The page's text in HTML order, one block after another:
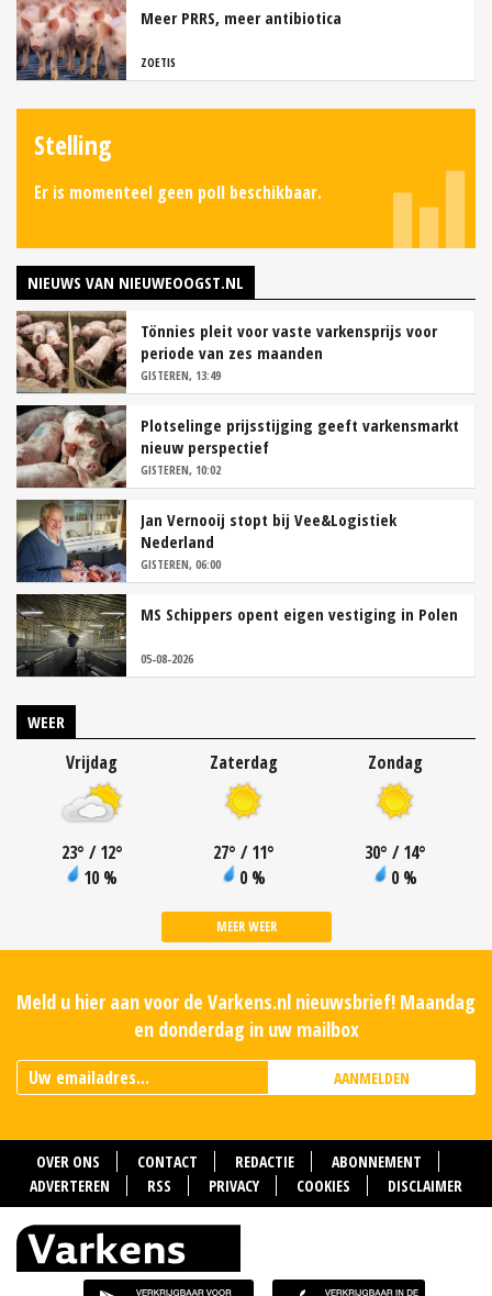
Meer PRRS, meer antibiotica
ZOETIS
Stelling
Er is momenteel geen poll beschikbaar.
NIEUWS VAN NIEUWEOOGST.NL
Tönnies pleit voor vaste varkensprijs voor
periode van zes maanden
GISTEREN, 13:49
Plotselinge prijsstijging geeft varkensmarkt
nieuw perspectief
GISTEREN, 10:02
Jan Vernooij stopt bij Vee&Logistiek
Nederland
GISTEREN, 06:00
MS Schippers opent eigen vestiging in Polen
05-08-2026
WEER
Vrijdag
23° / 12°
10 %
Zaterdag
27° / 11°
0 %
Zondag
30° / 14°
0 %
MEER WEER
Meld u hier aan voor de Varkens.nl nieuwsbrief! Maandag
en donderdag in uw mailbox
AANMELDEN
OVER ONS CONTACT REDACTIE
ABONNEMENT
ADVERTEREN
RSS PRIVACY COOKIES DISCLAIMER